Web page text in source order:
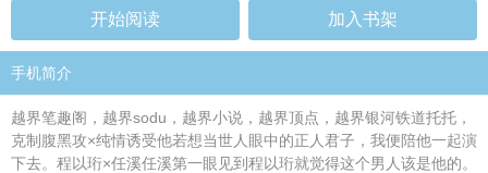
开始阅读 加入书架
手机简介
越界笔趣阁，越界sodu，越界小说，越界顶点，越界银河铁道托托，
克制腹黑攻×纯情诱受他若想当世人眼中的正人君子，我便陪他一起演
下去。程以珩×任溪任溪第一眼见到程以珩就觉得这个男人该是他的。